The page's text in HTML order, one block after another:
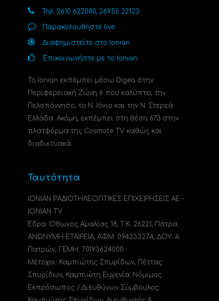
Τηλ: 2610 622080, 26950 22123
Παρακολουθήστε live
Διαφημιστείτε στο Ionian
Επικοινωνήστε με το Ionian
Το Ionian εκπέμπει μέσω Digea στην
Περιφερειακή Ζώνη 6 που καλύπτει την
Πελοπόννησο, το N. Ιόνιο και την Ν. Στερεά
Ελλάδα. Ακόμη, εκπέμπει στη θέση 673 στην
πλατφόρμα της Cosmote TV καθώς και
διαδικτυακά.
Ταυτότητα
ΙΟΝΙΑΝ ΡΑΔΙΟΤΗΛΕΟΠΤΙΚΕΣ ΕΠΙΧΕΙΡΗΣΕΙΣ ΑΕ -
IONIAN TV
Έδρα: Όθωνος Αμαλίας 18, Τ.Κ. 26221, Πάτρα.
ΑΝΩΝΥΜΗ ΕΤΑΙΡΕΙΑ, ΑΦΜ: 094233274, ΔΟΥ: A
Πατρών, ΓΕΜΗ: 70193624000.
Μέτοχοι: Καμπιώτης Σπυρίδων, Πέττας
Σπυρίδων, Καμπιώτη Ευγενία. Νόμιμος
Εκπρόσωπος / Διευθύνων Σύμβουλος: